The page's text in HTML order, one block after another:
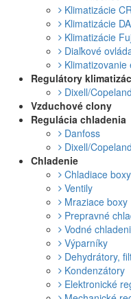
Klimatizácie
Klimatizácie
Klimatizácie
Diaľkové
Regulátory
Dixell/Copeland
Vzduchové clony
Regulácia chladenia
Danfoss
Dixell/Copeland
Chladenie
Chladiace boxy
Ventily
Mraziace boxy
Prepravné
Vodné
Výparníky
Dehydrátory,
Kondenzátory
Elektronické